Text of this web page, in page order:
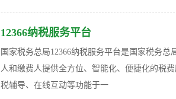
12366纳税服务平台
国家税务总局12366纳税服务平台是国家税务
人和缴费人提供全方位、智能化、便捷化的税
税辅导、在线互动等功能于一